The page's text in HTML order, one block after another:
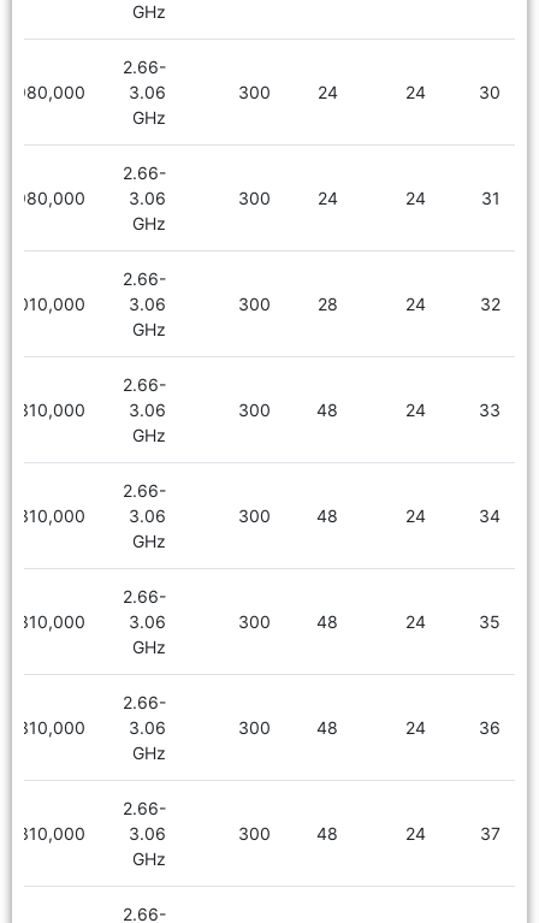
GHz
30
24
24
300
2.66-
3.06
GHz
1,980,000
31
24
24
300
2.66-
3.06
GHz
1,980,000
32
24
28
300
2.66-
3.06
GHz
2,010,000
33
24
48
300
2.66-
3.06
GHz
2,310,000
34
24
48
300
2.66-
3.06
GHz
2,310,000
35
24
48
300
2.66-
3.06
GHz
2,310,000
36
24
48
300
2.66-
3.06
GHz
2,310,000
37
24
48
300
2.66-
3.06
GHz
2,310,000
2.66-